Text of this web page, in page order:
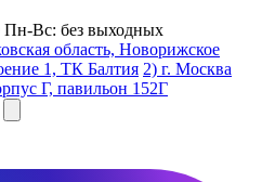
Пн-Вс: без выходных
область, Новорижское
1, ТК Балтия 2) г. Москва
Г, павильон 152Г